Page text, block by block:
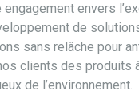
envers
de
sans relâche pour
clients des produits
de l’environnement.